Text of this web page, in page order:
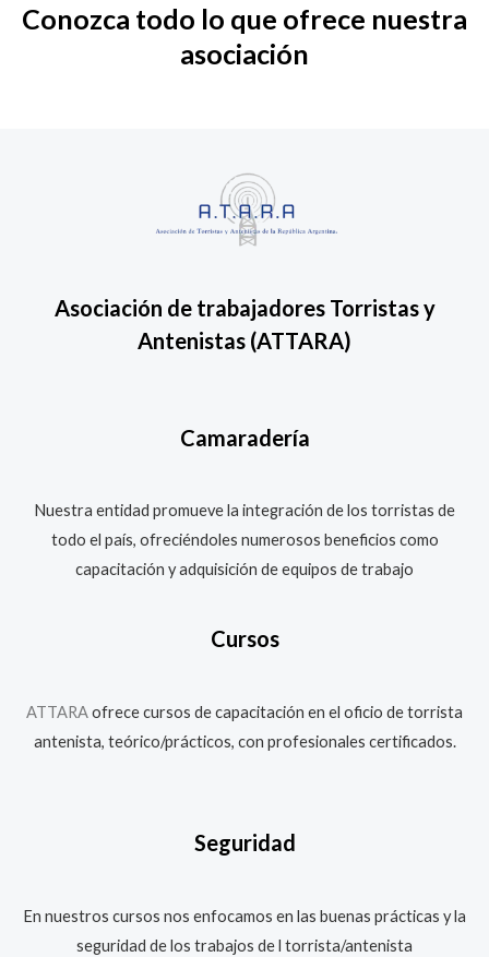
Conozca todo lo que ofrece nuestra
asociación
Asociación de trabajadores Torristas y
Antenistas (ATTARA)
Camaradería
Nuestra entidad promueve la integración de los torristas de
todo el país, ofreciéndoles numerosos beneficios como
capacitación y adquisición de equipos de trabajo
Cursos
ATTARAofrece cursos de capacitación en el oficio de torrista
antenista, teórico/prácticos, con profesionales certificados.
Seguridad
En nuestros cursos nos enfocamos en las buenas prácticas y la
seguridad de los trabajos de l torrista/antenista